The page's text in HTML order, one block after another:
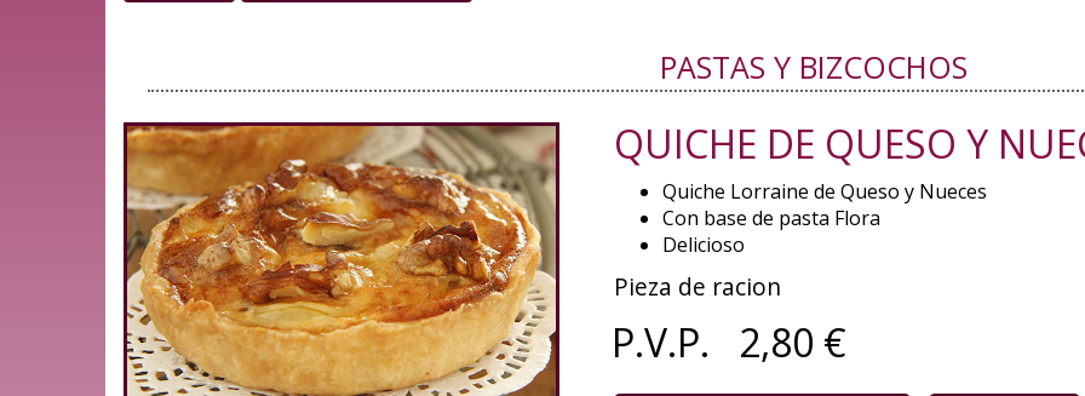
PASTAS Y BIZCOCHOS
QUICHE DE QUESO Y
Quiche Lorraine de Queso y Nueces
Con base de pasta Flora
Delicioso
Pieza de racion
P.V.P. 2,80 €